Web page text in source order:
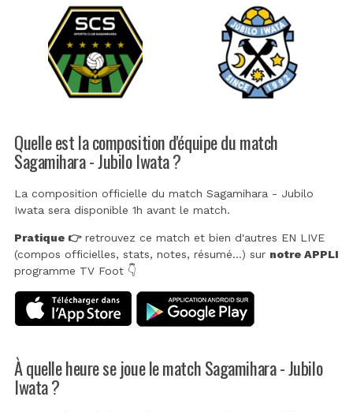
Quelle est la composition d'équipe du match
Sagamihara - Jubilo Iwata ?
La composition officielle du match Sagamihara - Jubilo
Iwata sera disponible 1h avant le match.
Pratique 👉retrouvez ce match et bien d'autres EN LIVE
(compos officielles, stats, notes, résumé...) sur notre APPLI
programme TV Foot 👇
À quelle heure se joue le match Sagamihara - Jubilo
Iwata ?